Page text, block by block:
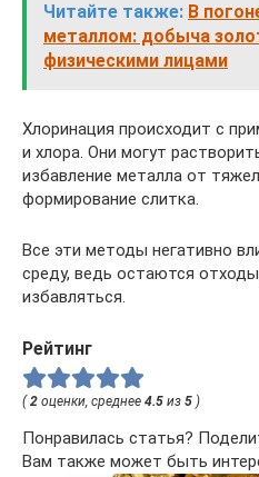
Читайте также: В
металлом: добыча
физическими лицами
Хлоринация происходит с
и хлора. Они могут
избавление металла от
формирование слитка.
Все эти методы негативно
среду, ведь остаются
избавляться.
Рейтинг
(2 оценки, среднее 4.5 из 5 )
Понравилась статья?
Вам также может быть